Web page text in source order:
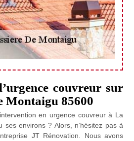
couvreur sur
Montaigu 85600
en urgence couvreur à La
ses environs ? Alors, n’hésitez pas à
JT Rénovation. Nous avons